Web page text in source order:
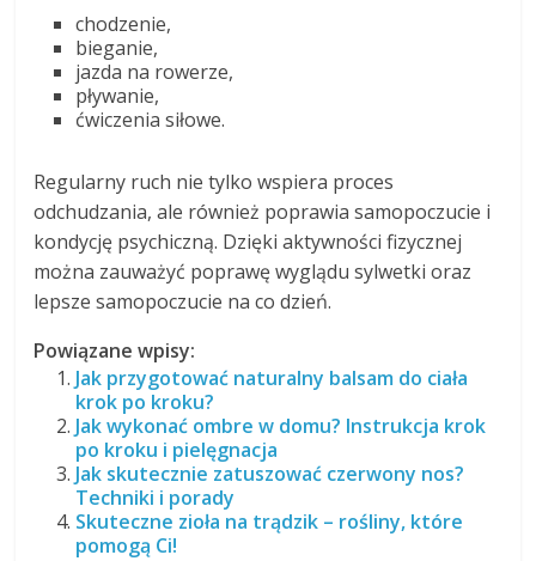
chodzenie,
bieganie,
jazda na rowerze,
pływanie,
ćwiczenia siłowe.
Regularny ruch nie tylko wspiera proces
odchudzania, ale również poprawia samopoczucie i
kondycję psychiczną. Dzięki aktywności fizycznej
można zauważyć poprawę wyglądu sylwetki oraz
lepsze samopoczucie na co dzień.
Powiązane wpisy:
Jak przygotować naturalny balsam do ciała
krok po kroku?
Jak wykonać ombre w domu? Instrukcja krok
po kroku i pielęgnacja
Jak skutecznie zatuszować czerwony nos?
Techniki i porady
Skuteczne zioła na trądzik – rośliny, które
pomogą Ci!